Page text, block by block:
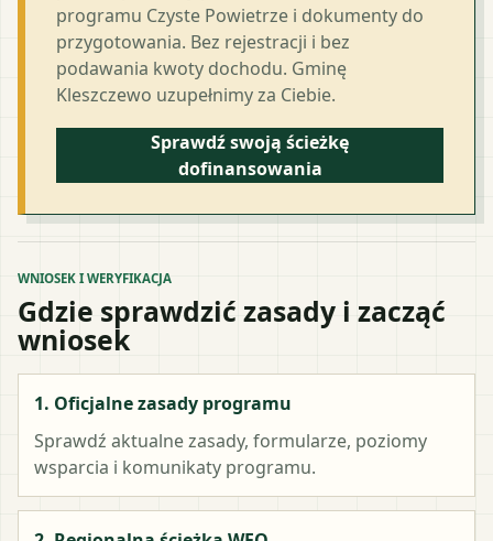
programu Czyste Powietrze i dokumenty do
przygotowania. Bez rejestracji i bez
podawania kwoty dochodu. Gminę
Kleszczewo uzupełnimy za Ciebie.
Sprawdź swoją ścieżkę
dofinansowania
WNIOSEK I WERYFIKACJA
Gdzie sprawdzić zasady i zacząć
wniosek
1. Oficjalne zasady programu
Sprawdź aktualne zasady, formularze, poziomy
wsparcia i komunikaty programu.